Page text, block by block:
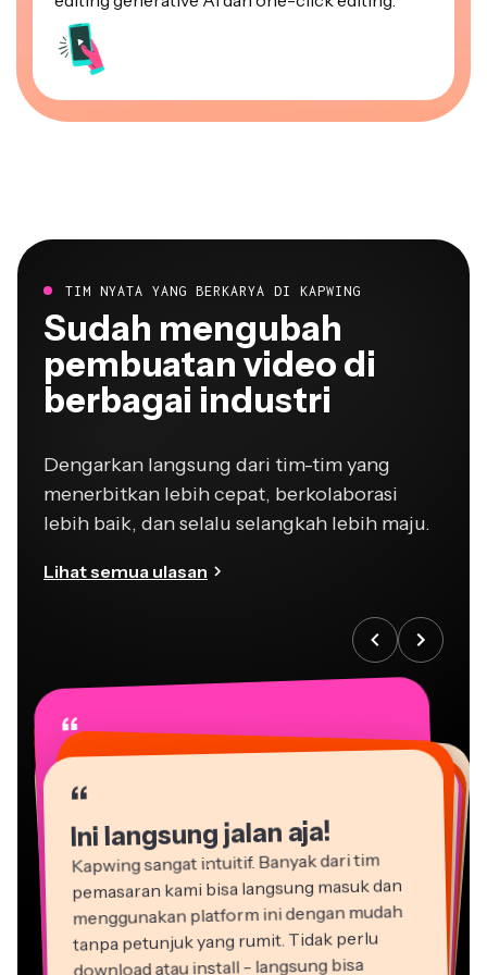
TIM NYATA YANG BERKARYA DI KAPWING
Sudah mengubah
pembuatan video di
berbagai industri
Dengarkan langsung dari tim-tim yang
menerbitkan lebih cepat, berkolaborasi
lebih baik, dan selalu selangkah lebih maju.
Lihat semua ulasan
“
Ini langsung jalan aja!
Kapwing sangat intuitif. Banyak dari tim
pemasaran kami bisa langsung masuk dan
menggunakan platform ini dengan mudah
tanpa petunjuk yang rumit. Tidak perlu
download atau install - langsung bisa
“
“
“
“
“
“
“